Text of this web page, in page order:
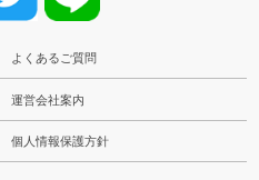
よくあるご質問
運営会社案内
個人情報保護方針